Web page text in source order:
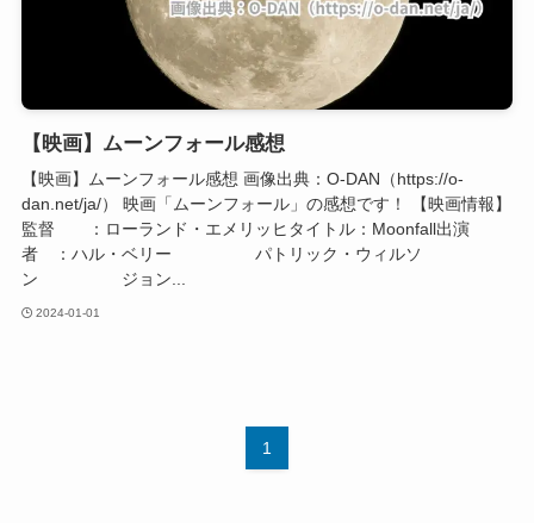
【映画】ムーンフォール感想
【映画】ムーンフォール感想 画像出典：O-DAN（https://o-
dan.net/ja/） 映画「ムーンフォール」の感想です！ 【映画情報】
監督 ：ローランド・エメリッヒタイトル：Moonfall出演
者 ：ハル・ベリー パトリック・ウィルソ
ン ジョン...
2024-01-01
1